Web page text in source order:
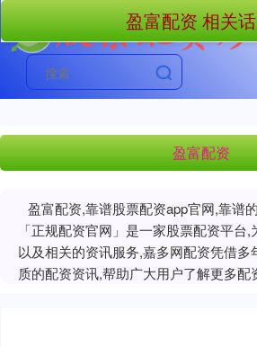
盈富配资
盈富配资,靠谱股票配资app官网,靠谱
「正规配资官网」是一家股票配资平台
以及相关的资讯服务,嘉多网配资凭借多
质的配资资讯,帮助广大用户了解更多配
盈富配资 相关